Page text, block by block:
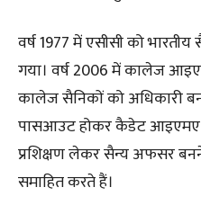
वर्ष 1977 में एसीसी को
गया। वर्ष 2006 में कालेज
कालेज सैनिकों को अधिकारी
पासआउट होकर कैडेट
प्रशिक्षण लेकर सैन्य अफसर
समाहित करते हैं।